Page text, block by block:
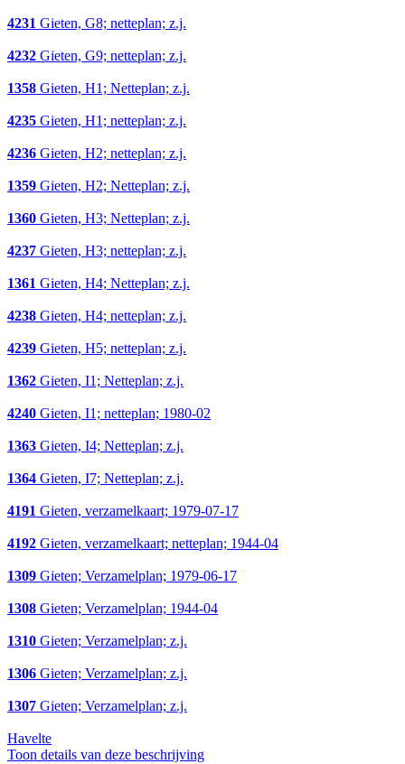
4231 Gieten, G8; netteplan; z.j.
4232 Gieten, G9; netteplan; z.j.
1358 Gieten, H1; Netteplan; z.j.
4235 Gieten, H1; netteplan; z.j.
4236 Gieten, H2; netteplan; z.j.
1359 Gieten, H2; Netteplan; z.j.
1360 Gieten, H3; Netteplan; z.j.
4237 Gieten, H3; netteplan; z.j.
1361 Gieten, H4; Netteplan; z.j.
4238 Gieten, H4; netteplan; z.j.
4239 Gieten, H5; netteplan; z.j.
1362 Gieten, I1; Netteplan; z.j.
4240 Gieten, I1; netteplan; 1980-02
1363 Gieten, I4; Netteplan; z.j.
1364 Gieten, I7; Netteplan; z.j.
4191 Gieten, verzamelkaart; 1979-07-17
4192 Gieten, verzamelkaart; netteplan; 1944-04
1309 Gieten; Verzamelplan; 1979-06-17
1308 Gieten; Verzamelplan; 1944-04
1310 Gieten; Verzamelplan; z.j.
1306 Gieten; Verzamelplan; z.j.
1307 Gieten; Verzamelplan; z.j.
Havelte
Toon details van deze beschrijving